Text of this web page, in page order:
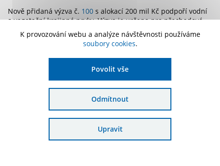
Nově přidaná výzva č. 100 s alokací 200 mil Kč podpoří vodní
a vegetační krajinné prvky. Výzva je určena pro přechodové
regiony, tj. Středočeský, Plzeňský, Jihočeský, Jihomoravský kraj
a Vysočinu.
K provozování webu a analýze návštěvnosti používáme
soubory cookies.
Povolit vše
Odmítnout
Upravit